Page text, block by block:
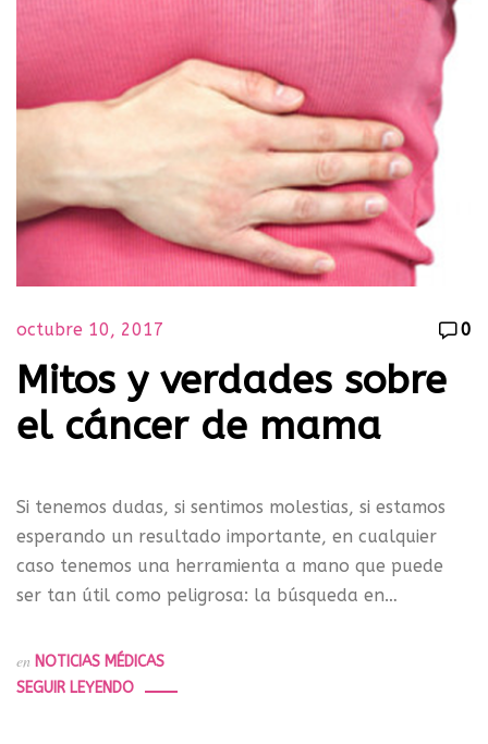
octubre 10, 2017 0
Mitos y verdades sobre
el cáncer de mama
Si tenemos dudas, si sentimos molestias, si estamos
esperando un resultado importante, en cualquier
caso tenemos una herramienta a mano que puede
ser tan útil como peligrosa: la búsqueda en…
en NOTICIAS MÉDICAS
SEGUIR LEYENDO